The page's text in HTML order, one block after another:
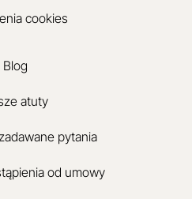
cookies
Blog
atuty
pytania
od umowy